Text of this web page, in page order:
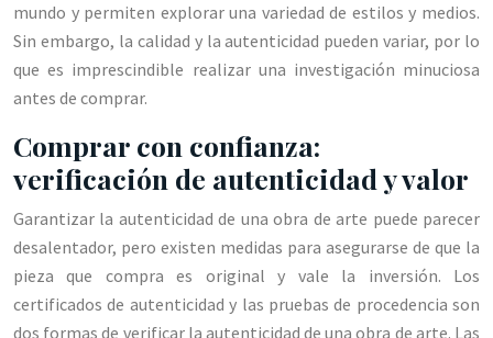
mundo y permiten explorar una variedad de estilos y medios.
Sin embargo, la calidad y la autenticidad pueden variar, por lo
que es imprescindible realizar una investigación minuciosa
antes de comprar.
Comprar con confianza:
verificación de autenticidad y valor
Garantizar la autenticidad de una obra de arte puede parecer
desalentador, pero existen medidas para asegurarse de que la
pieza que compra es original y vale la inversión. Los
certificados de autenticidad y las pruebas de procedencia son
dos formas de verificar la autenticidad de una obra de arte. Las